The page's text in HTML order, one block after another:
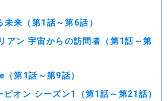
来（第1話～第6話）
アン 宇宙からの訪問者（第1話～第
第1話～第9話）
オン シーズン1（第1話～第21話）